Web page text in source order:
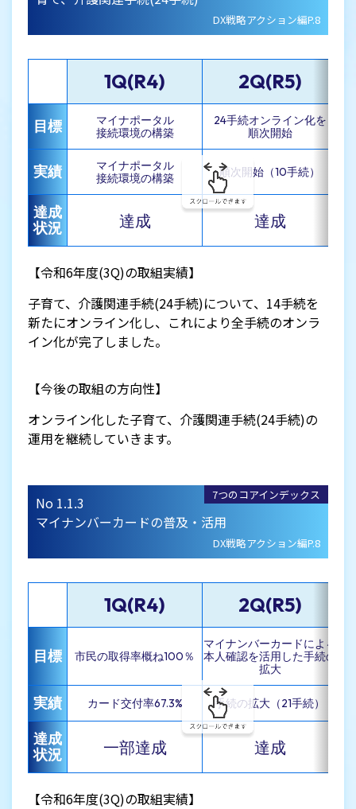
DX戦略アクション編P.8
1Q(R4) 2Q(R5)
目標
マイナポータル
接続環境の構築
24手続オンライン化を
順次開始
実績
マイナポータル
接続環境の構築
順次開始（10手続）
達成
状況
達成 達成
【令和6年度(3Q)の取組実績】
子育て、介護関連手続(24手続)について、14手続を
新たにオンライン化し、これにより全手続のオンラ
イン化が完了しました。
【今後の取組の方向性】
オンライン化した子育て、介護関連手続(24手続)の
運用を継続していきます。
No 1.1.3
マイナンバーカードの普及・活用
7つのコアインデックス
DX戦略アクション編P.8
1Q(R4) 2Q(R5)
目標 市民の取得率概ね100％
マイナンバーカードによる
本人確認を活用した手続の
拡大
実績 カード交付率67.3% 手続の拡大（21手続）
達成
状況
一部達成 達成
【令和6年度(3Q)の取組実績】